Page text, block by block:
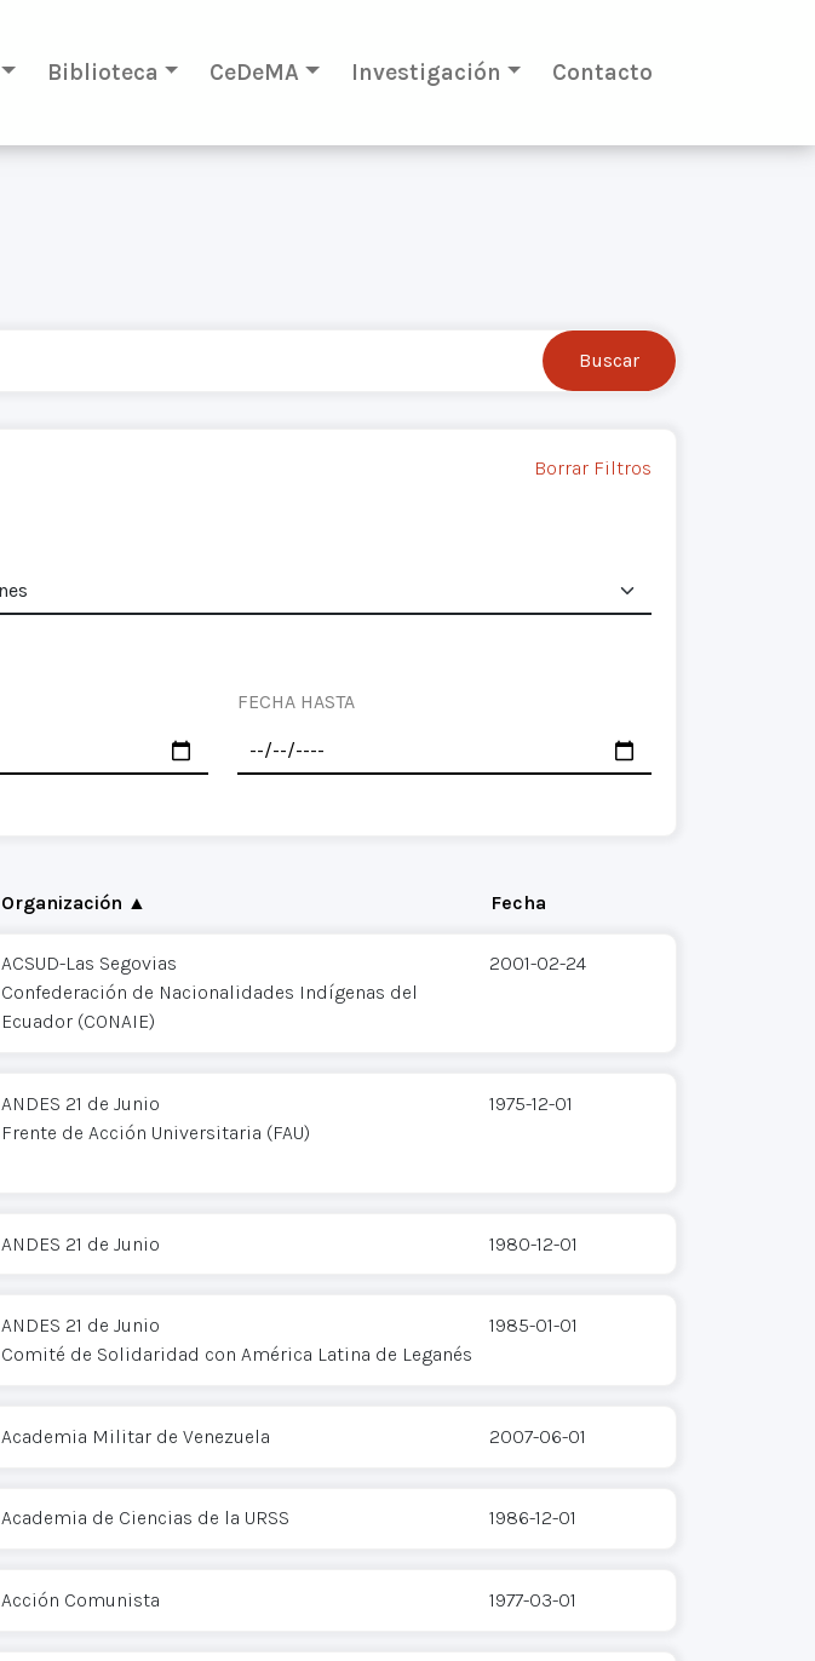
Biblioteca CeDeMA Investigación Contacto
Borrar Filtros
FECHA HASTA
Organización ▲ Fecha
ACSUD-Las Segovias
Confederación de Nacionalidades Indígenas del
Ecuador (CONAIE)
2001-02-24
ANDES 21 de Junio
Frente de Acción Universitaria (FAU)
1975-12-01
ANDES 21 de Junio 1980-12-01
ANDES 21 de Junio
Comité de Solidaridad con América Latina de Leganés
1985-01-01
Academia Militar de Venezuela 2007-06-01
Academia de Ciencias de la URSS 1986-12-01
Acción Comunista 1977-03-01